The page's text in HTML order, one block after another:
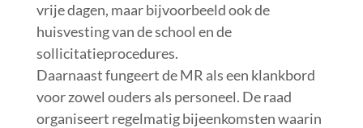
vrije dagen, maar bijvoorbeeld ook de
huisvesting van de school en de
sollicitatieprocedures.
Daarnaast fungeert de MR als een klankbord
voor zowel ouders als personeel. De raad
organiseert regelmatig bijeenkomsten waarin